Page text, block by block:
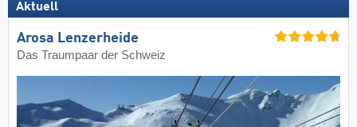
Aktuell
Arosa Lenzerheide
Das Traumpaar der Schweiz